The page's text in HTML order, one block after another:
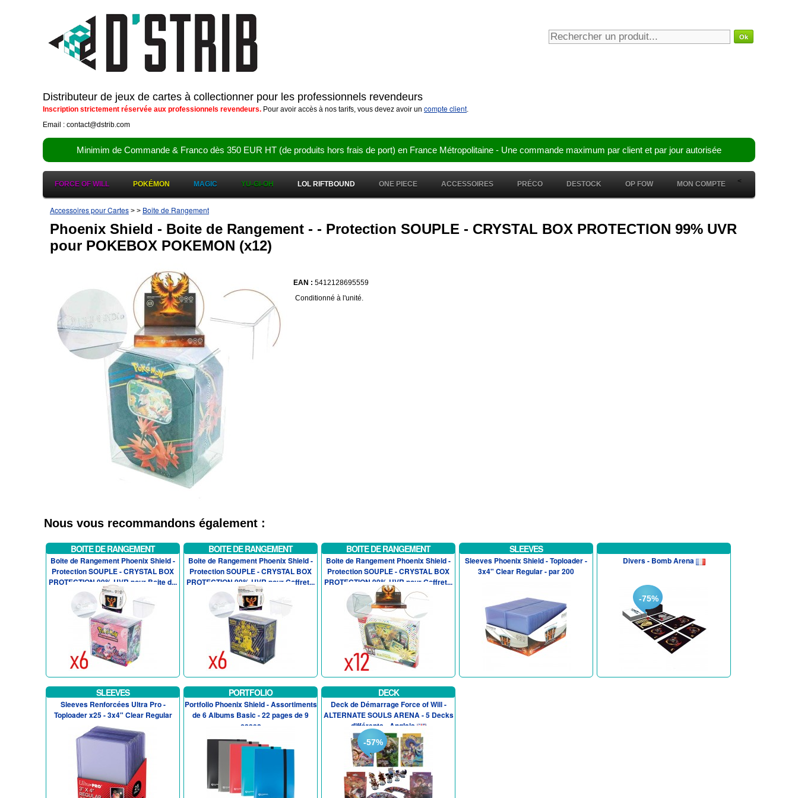
Distributeur de jeux de cartes à collectionner pour les professionnels revendeurs
Inscription strictement réservée aux professionnels revendeurs. Pour avoir accès à nos tarifs, vous devez avoir un compte client.
Email : contact@dstrib.com
Minimim de Commande & Franco dès 350 EUR HT (de produits hors frais de port) en France Métropolitaine - Une commande maximum par client et par jour autorisée
FORCE OF WILL POKÉMON MAGIC YU-GI-OH LOL RIFTBOUND ONE PIECE ACCESSOIRES PRÉCO <
DESTOCK OP FOW MON COMPTE
Accessoires pour Cartes > > Boite de Rangement
Phoenix Shield - Boite de Rangement - - Protection SOUPLE - CRYSTAL BOX PROTECTION 99% UVR
pour POKEBOX POKEMON (x12)
EAN : 5412128695559
Conditionné à l'unité.
Nous vous recommandons également :
BOITE DE RANGEMENT
Boite de Rangement Phoenix Shield -
Protection SOUPLE - CRYSTAL BOX
PROTECTION 99% UVR pour Boite d...
BOITE DE RANGEMENT
Boite de Rangement Phoenix Shield -
Protection SOUPLE - CRYSTAL BOX
PROTECTION 99% UVR pour Coffret...
BOITE DE RANGEMENT
Boite de Rangement Phoenix Shield -
Protection SOUPLE - CRYSTAL BOX
PROTECTION 99% UVR pour Coffret...
SLEEVES
Sleeves Phoenix Shield - Toploader -
3x4" Clear Regular - par 200
Divers - Bomb Arena
-75%
SLEEVES
Sleeves Renforcées Ultra Pro -
Toploader x25 - 3x4" Clear Regular
PORTFOLIO
Portfolio Phoenix Shield - Assortiments
de 6 Albums Basic - 22 pages de 9
cases
DECK
Deck de Démarrage Force of Will -
ALTERNATE SOULS ARENA - 5 Decks
différents - Anglais
-57%